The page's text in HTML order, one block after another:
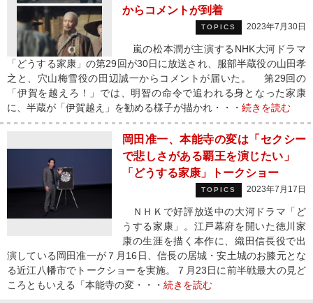
からコメントが到着
TOPICS 2023年7月30日
嵐の松本潤が主演するNHK大河ドラマ
「どうする家康」の第29回が30日に放送され、服部半蔵役の山田孝
之と、穴山梅雪役の田辺誠一からコメントが届いた。 第29回の
「伊賀を越えろ！」では、明智の命令で追われる身となった家康
に、半蔵が「伊賀越え」を勧める様子が描かれ・・・ 続きを読む
岡田准一、本能寺の変は「セクシー
で悲しさがある覇王を演じたい」
「どうする家康」トークショー
TOPICS 2023年7月17日
ＮＨＫで好評放送中の大河ドラマ「ど
うする家康」。江戸幕府を開いた徳川家
康の生涯を描く本作に、織田信長役で出
演している岡田准一が７月16日、信長の居城・安土城のお膝元とな
る近江八幡市でトークショーを実施。７月23日に前半戦最大の見ど
ころともいえる「本能寺の変・・・ 続きを読む